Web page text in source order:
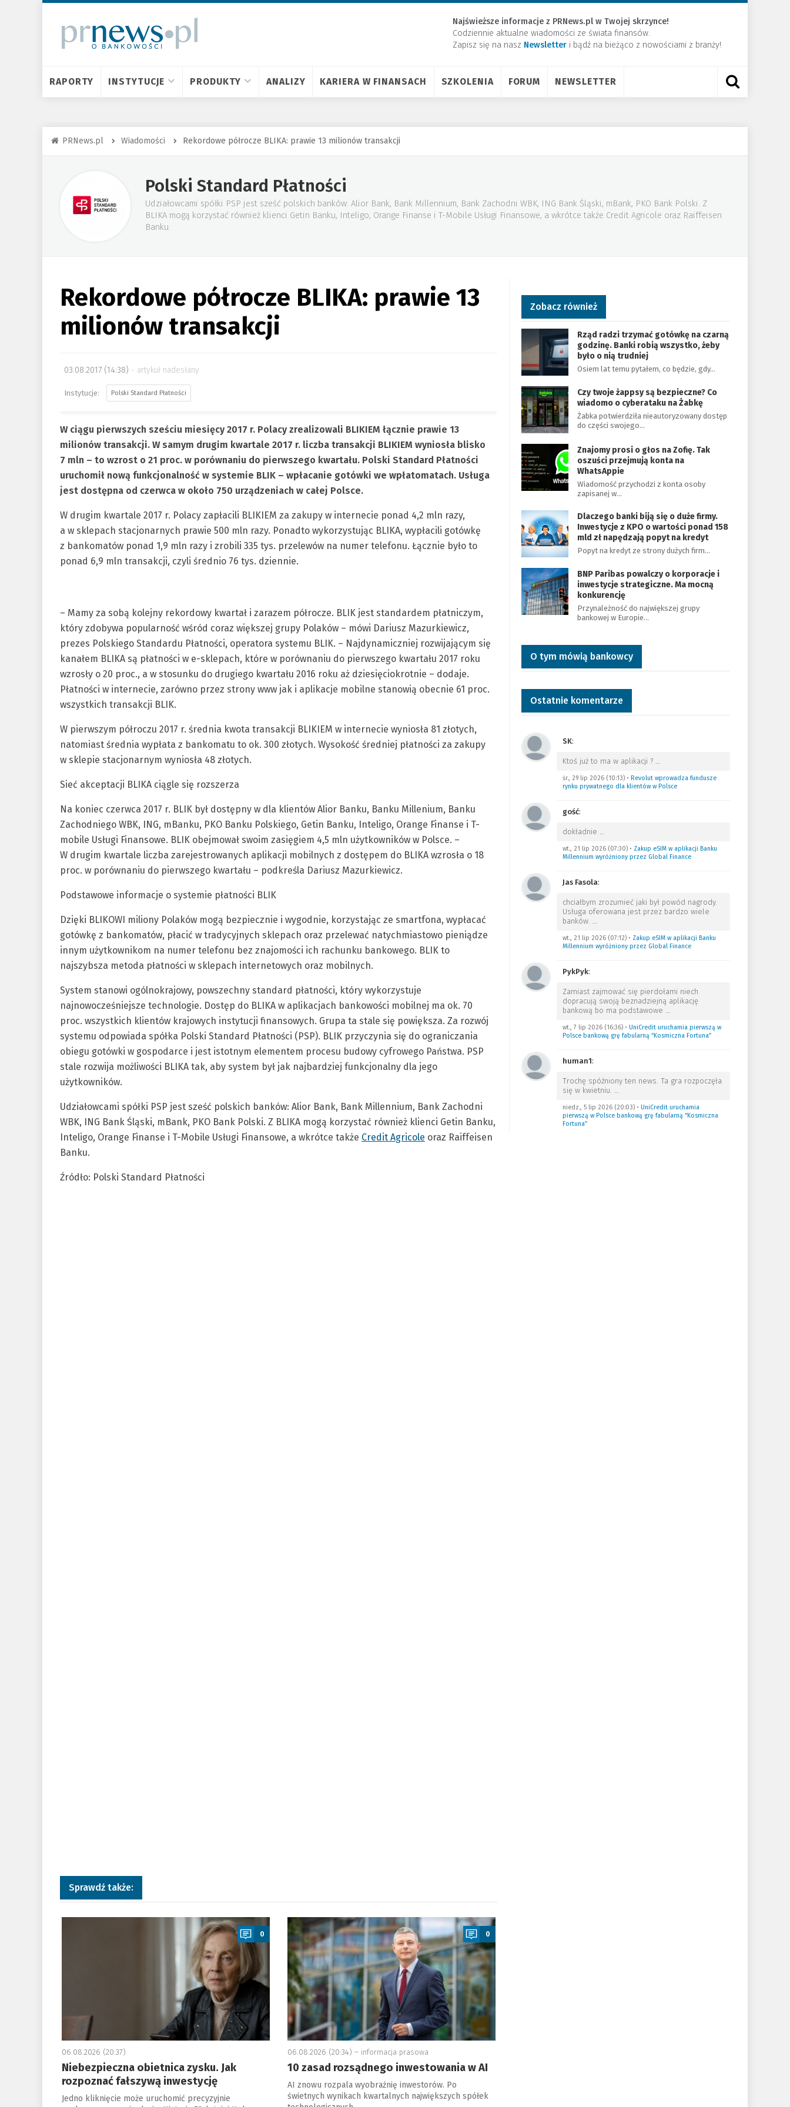
Najświeższe informacje z PRNews.pl w Twojej skrzynce!
Codziennie aktualne wiadomości ze świata finansów.
Zapisz się na nasz Newsletter ​i bądź na bieżąco z nowościami z branży!
RAPORTY INSTYTUCJE PRODUKTY ANALIZY KARIERA W FINANSACH SZKOLENIA FORUM NEWSLETTER
PRNews.pl Wiadomości Rekordowe półrocze BLIKA: prawie 13 milionów transakcji
Polski Standard Płatności
Udziałowcami spółki PSP jest sześć polskich banków: Alior Bank, Bank Millennium, Bank Zachodni WBK, ING Bank Śląski, mBank, PKO Bank Polski. Z
BLIKA mogą korzystać również klienci Getin Banku, Inteligo, Orange Finanse i T-Mobile Usługi Finansowe, a wkrótce także Credit Agricole oraz Raiffeisen
Banku.
Rekordowe półrocze BLIKA: prawie 13
milionów transakcji
03.08.2017 (14:38) artykuł nadesłany
Polski Standard Płatności
W ciągu pierwszych sześciu miesięcy 2017 r. Polacy zrealizowali BLIKIEM łącznie prawie 13
milionów transakcji. W samym drugim kwartale 2017 r. liczba transakcji BLIKIEM wyniosła blisko
7 mln – to wzrost o 21 proc. w porównaniu do pierwszego kwartału. Polski Standard Płatności
uruchomił nową funkcjonalność w systemie BLIK – wpłacanie gotówki we wpłatomatach. Usługa
jest dostępna od czerwca w około 750 urządzeniach w całej Polsce.
W drugim kwartale 2017 r. Polacy zapłacili BLIKIEM za zakupy w internecie ponad 4,2 mln razy,
a w sklepach stacjonarnych prawie 500 mln razy. Ponadto wykorzystując BLIKA, wypłacili gotówkę
z bankomatów ponad 1,9 mln razy i zrobili 335 tys. przelewów na numer telefonu. Łącznie było to
ponad 6,9 mln transakcji, czyli średnio 76 tys. dziennie.
– Mamy za sobą kolejny rekordowy kwartał i zarazem półrocze. BLIK jest standardem płatniczym,
który zdobywa popularność wśród coraz większej grupy Polaków – mówi Dariusz Mazurkiewicz,
prezes Polskiego Standardu Płatności, operatora systemu BLIK. – Najdynamiczniej rozwijającym się
kanałem BLIKA są płatności w e-sklepach, które w porównaniu do pierwszego kwartału 2017 roku
wzrosły o 20 proc., a w stosunku do drugiego kwartału 2016 roku aż dziesięciokrotnie – dodaje.
Płatności w internecie, zarówno przez strony www jak i aplikacje mobilne stanowią obecnie 61 proc.
wszystkich transakcji BLIK.
W pierwszym półroczu 2017 r. średnia kwota transakcji BLIKIEM w internecie wyniosła 81 złotych,
natomiast średnia wypłata z bankomatu to ok. 300 złotych. Wysokość średniej płatności za zakupy
w sklepie stacjonarnym wyniosła 48 złotych.
Sieć akceptacji BLIKA ciągle się rozszerza
Na koniec czerwca 2017 r. BLIK był dostępny w dla klientów Alior Banku, Banku Millenium, Banku
Zachodniego WBK, ING, mBanku, PKO Banku Polskiego, Getin Banku, Inteligo, Orange Finanse i T-
mobile Usługi Finansowe. BLIK obejmował swoim zasięgiem 4,5 mln użytkowników w Polsce. –
W drugim kwartale liczba zarejestrowanych aplikacji mobilnych z dostępem do BLIKA wzrosła o 18
proc. w porównaniu do pierwszego kwartału – podkreśla Dariusz Mazurkiewicz.
Podstawowe informacje o systemie płatności BLIK
Dzięki BLIKOWI miliony Polaków mogą bezpiecznie i wygodnie, korzystając ze smartfona, wypłacać
gotówkę z bankomatów, płacić w tradycyjnych sklepach oraz przelewać natychmiastowo pieniądze
innym użytkownikom na numer telefonu bez znajomości ich rachunku bankowego. BLIK to
najszybsza metoda płatności w sklepach internetowych oraz mobilnych.
System stanowi ogólnokrajowy, powszechny standard płatności, który wykorzystuje
najnowocześniejsze technologie. Dostęp do BLIKA w aplikacjach bankowości mobilnej ma ok. 70
proc. wszystkich klientów krajowych instytucji finansowych. Grupa ta stale się powiększa. Za rozwój
systemu odpowiada spółka Polski Standard Płatności (PSP). BLIK przyczynia się do ograniczania
obiegu gotówki w gospodarce i jest istotnym elementem procesu budowy cyfrowego Państwa. PSP
stale rozwija możliwości BLIKA tak, aby system był jak najbardziej funkcjonalny dla jego
użytkowników.
Udziałowcami spółki PSP jest sześć polskich banków: Alior Bank, Bank Millennium, Bank Zachodni
WBK, ING Bank Śląski, mBank, PKO Bank Polski. Z BLIKA mogą korzystać również klienci Getin Banku,
Inteligo, Orange Finanse i T-Mobile Usługi Finansowe, a wkrótce także Credit Agricole oraz Raiffeisen
Banku.
Źródło: Polski Standard Płatności
Sprawdź także:
a
0
06.08.2026 (20:37)
Niebezpieczna obietnica zysku. Jak
rozpoznać fałszywą inwestycję
Jedno kliknięcie może uruchomić precyzyjnie
a
0
06.08.2026 (20:34) – informacja prasowa
10 zasad rozsądnego inwestowania w AI
AI znowu rozpala wyobraźnię inwestorów. Po
świetnych wynikach kwartalnych największych spółek
Zobacz również
Rząd radzi trzymać gotówkę na czarną
godzinę. Banki robią wszystko, żeby
było o nią trudniej
Osiem lat temu pytałem, co będzie, gdy…
Czy twoje żappsy są bezpieczne? Co
wiadomo o cyberataku na Żabkę
Żabka potwierdziła nieautoryzowany dostęp
do części swojego…
Znajomy prosi o głos na Zofię. Tak
oszuści przejmują konta na
WhatsAppie
Wiadomość przychodzi z konta osoby
zapisanej w…
Dlaczego banki biją się o duże firmy.
Inwestycje z KPO o wartości ponad 158
mld zł napędzają popyt na kredyt
Popyt na kredyt ze strony dużych firm…
BNP Paribas powalczy o korporacje i
inwestycje strategiczne. Ma mocną
konkurencję
Przynależność do największej grupy
bankowej w Europie…
O tym mówią bankowcy
Ostatnie komentarze
SK:
Ktoś już to ma w aplikacji ? …
śr., 29 lip 2026 (10:13)• Revolut wprowadza fundusze
rynku prywatnego dla klientów w Polsce
gość:
dokładnie …
wt., 21 lip 2026 (07:30)• Zakup eSIM w aplikacji Banku
Millennium wyróżniony przez Global Finance
Jas Fasola:
chciałbym zrozumieć jaki był powód nagrody.
Usługa oferowana jest przez bardzo wiele
banków. …
wt., 21 lip 2026 (07:12)• Zakup eSIM w aplikacji Banku
Millennium wyróżniony przez Global Finance
PykPyk:
Zamiast zajmować się pierdołami niech
dopracują swoją beznadziejną aplikację
bankową bo ma podstawowe …
wt., 7 lip 2026 (16:36)• UniCredit uruchamia pierwszą w
Polsce bankową grę fabularną “Kosmiczna Fortuna”
human1:
Trochę spóźniony ten news. Ta gra rozpoczęła
się w kwietniu. …
niedz., 5 lip 2026 (20:03)• UniCredit uruchamia
pierwszą w Polsce bankową grę fabularną “Kosmiczna
Fortuna”